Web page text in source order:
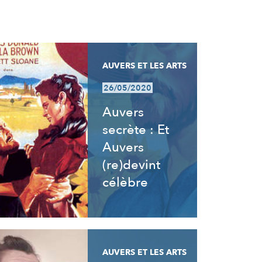
AUVERS ET LES ARTS
26/05/2020
Auvers
secrète : Et
Auvers
(re)devint
célèbre
AUVERS ET LES ARTS